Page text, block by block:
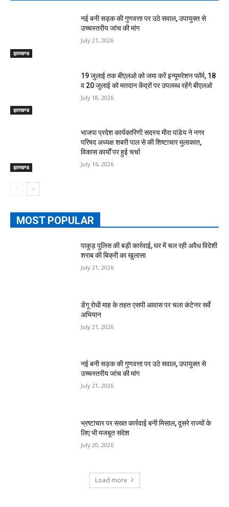
झारखण्ड
नई बनी सड़क की गुणवत्ता पर उठे सवाल, उपायुक्त से
उच्चस्तरीय जांच की मांग
July 21, 2026
झारखण्ड
19 जुलाई तक बीएलओ को जमा करें इन्यूमरेशन फॉर्म, 18
व 20 जुलाई को मतदान केंद्रों पर उपलब्ध रहेंगे बीएलओ
July 18, 2026
झारखण्ड
भाजपा प्रदेश कार्यकारिणी सदस्य मीरा पांडेय ने नगर
परिषद अध्यक्ष शबरी पाल से की शिष्टाचार मुलाकात,
विकास कार्यों पर हुई चर्चा
July 16, 2026
MOST POPULAR
पाकुड़ पुलिस की बड़ी कार्रवाई, घर में चल रही अवैध विदेशी
शराब की बिक्री का खुलासा
July 21, 2026
डेंगू रोधी माह के तहत एसपी आवास पर चला कंटेनर सर्वे
अभियान
July 21, 2026
नई बनी सड़क की गुणवत्ता पर उठे सवाल, उपायुक्त से
उच्चस्तरीय जांच की मांग
July 21, 2026
भ्रष्टाचार पर सख्त कार्रवाई बनी मिसाल, दूसरे राज्यों के
लिए भी मजबूत संदेश
July 20, 2026
Load more